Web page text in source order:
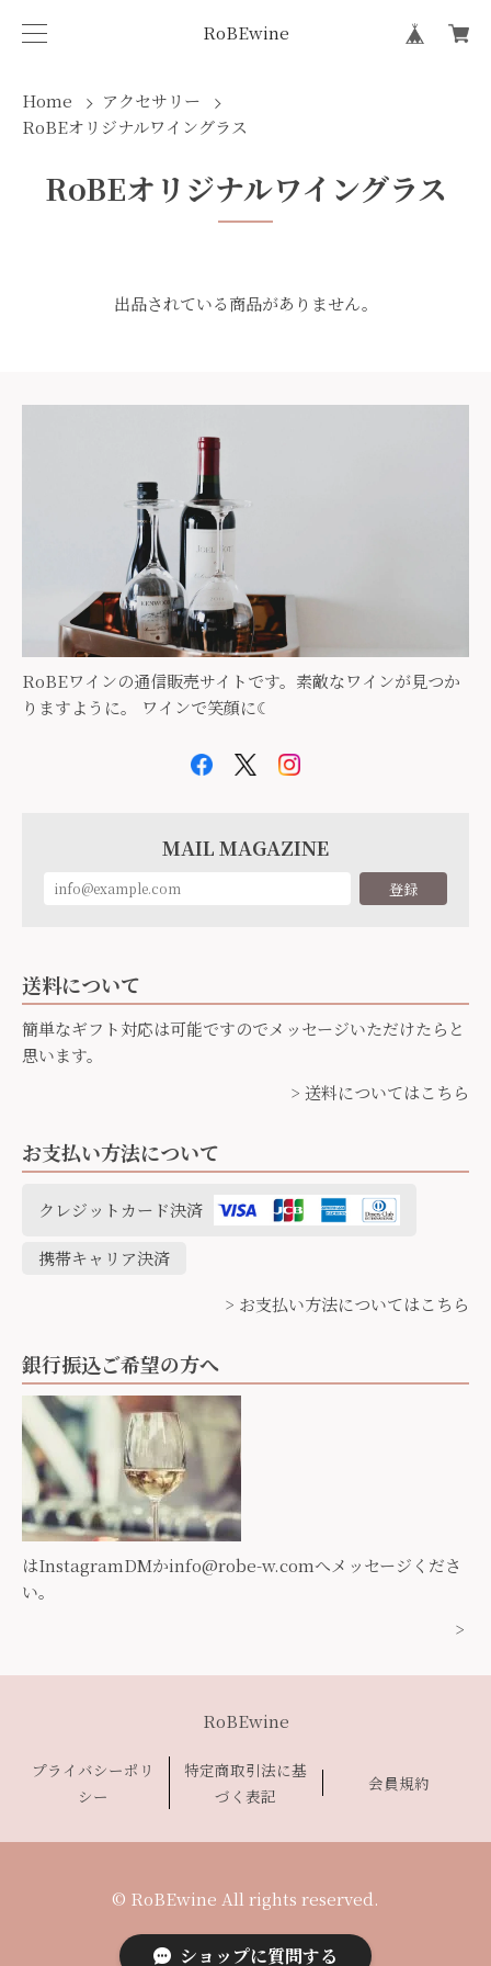
RoBEwine
Home
アクセサリー
RoBEオリジナルワイングラス
RoBEオリジナルワイングラス
出品されている商品がありません。
RoBEワインの通信販売サイトです。素敵なワインが見つか
りますように。 ワインで笑顔に☾
MAIL MAGAZINE
登録
送料について
簡単なギフト対応は可能ですのでメッセージいただけたらと
思います。
> 送料についてはこちら
お支払い方法について
クレジットカード決済
携帯キャリア決済
> お支払い方法についてはこちら
銀行振込ご希望の方へ
はInstagramDMかinfo@robe-w.comへメッセージくださ
い。
>
RoBEwine
プライバシーポリ
シー
特定商取引法に基
づく表記
会員規約
© RoBEwine All rights reserved.
ショップに質問する